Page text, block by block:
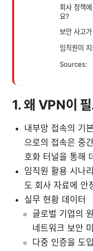
회사 정책
요?
보안 사고
임직원이
Sources:
1. 왜 VPN이
내부망 접속의 기
으로의 접속은 중
호화 터널을 통해
임직원 활용 시나
도 회사 자료에 안
실무 현황 데이터
글로벌 기업의
네트워크 보안
다중 인증을 도